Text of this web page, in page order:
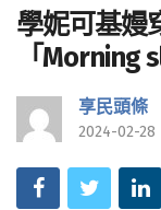
學妮可基嫚
「Morning
享民頭條
2024-02-28